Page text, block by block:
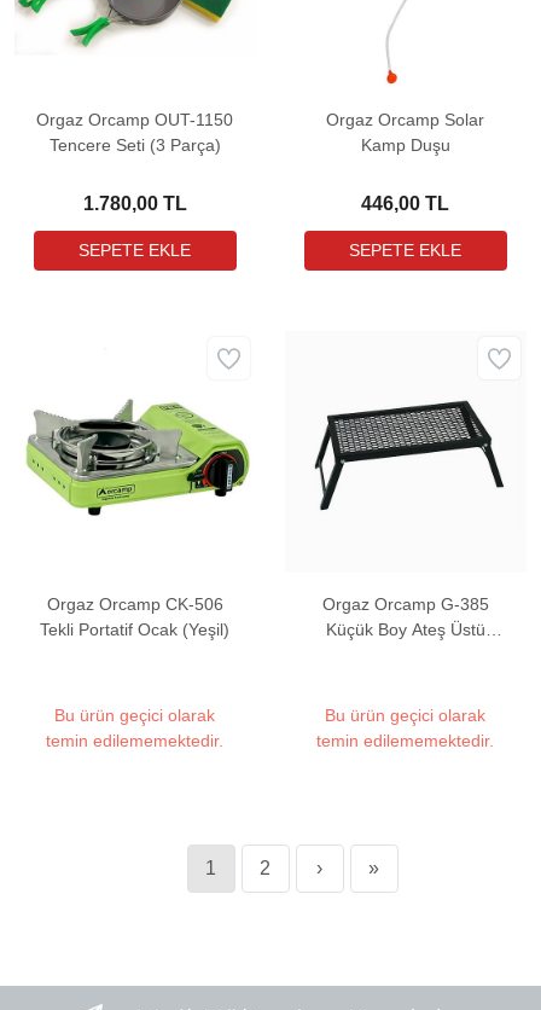
Orgaz Orcamp OUT-1150
Tencere Seti (3 Parça)
1.780,00 TL
Orgaz Orcamp Solar
Kamp Duşu
446,00 TL
Orgaz Orcamp CK-506
Tekli Portatif Ocak (Yeşil)
Bu ürün geçici olarak
temin edilememektedir.
Orgaz Orcamp G-385
Küçük Boy Ateş Üstü
Bu ürün geçici olarak
temin edilememektedir.
1 2 › »